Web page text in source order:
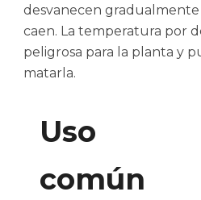
desvanecen
caen. La temperatura por
peligrosa para la planta y
matarla.
Uso
común